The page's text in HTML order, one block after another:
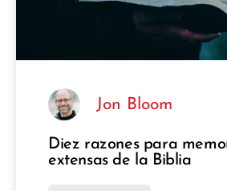
Jon Bloom
Diez razones para
extensas de la Biblia